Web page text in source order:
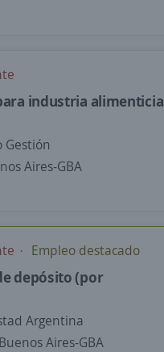
industria alimenticia
Gestión
Aires-GBA
Empleo destacado
depósito (por
Argentina
Aires-GBA